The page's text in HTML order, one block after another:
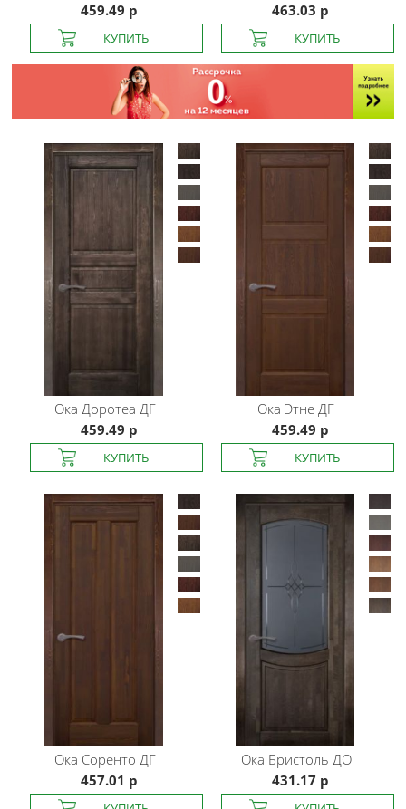
459.49 р
463.03 р
Ока Доротеа ДГ
459.49 р
Ока Этне ДГ
459.49 р
Ока Соренто ДГ
457.01 р
Ока Бристоль ДО
431.17 р